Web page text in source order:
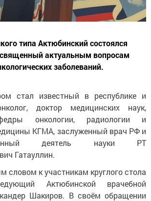
типа Актюбинский состоялся
актуальным вопросам
заболеваний.
стал известный в республике и
доктор медицинских наук,
онкологии, радиологии и
КГМА, заслуженный врач РФ и
деятель науки РТ
Гатауллин.
словом к участникам круглого стола
Актюбинской врачебной
Шакиров. В своём обращении